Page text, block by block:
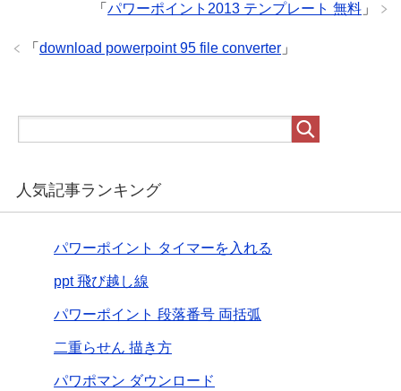
「 パワーポイント2013 テンプレート 無料 」
「 download powerpoint 95 file converter 」
人気記事ランキング
パワーポイント タイマーを入れる
ppt 飛び越し線
パワーポイント 段落番号 両括弧
二重らせん 描き方
パワポマン ダウンロード